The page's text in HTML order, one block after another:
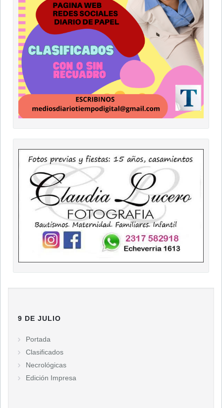
9 DE JULIO
Portada
Clasificados
Necrológicas
Edición Impresa